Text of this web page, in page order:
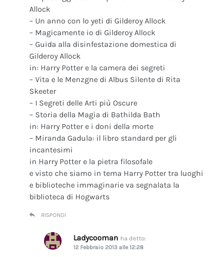
Allock
– Un anno con lo yeti di Gilderoy Allock
– Magicamente io di Gilderoy Allock
– Guida alla disinfestazione domestica di
Gilderoy Allock
in: Harry Potter e la camera dei segreti
– Vita e le Menzgne di Albus Silente di Rita
Skeeter
– I Segreti delle Arti più Oscure
– Storia della Magia di Bathilda Bath
in: Harry Potter e i doni della morte
– Miranda Gadula: il libro standard per gli
incantesimi
in Harry Potter e la pietra filosofale
e visto che siamo in tema Harry Potter tra luoghi
e biblioteche immaginarie va segnalata la
biblioteca di Hogwarts
RISPONDI
Ladycooman ha detto:
12 Febbraio 2013 alle 12:28